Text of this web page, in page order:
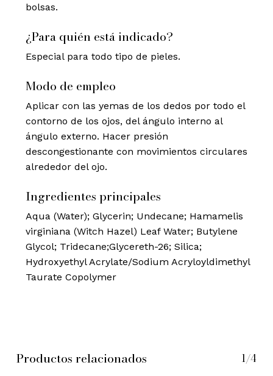
bolsas.
¿Para quién está indicado?
Especial para todo tipo de pieles.
Modo de empleo
Aplicar con las yemas de los dedos por todo el
contorno de los ojos, del ángulo interno al
ángulo externo. Hacer presión
descongestionante con movimientos circulares
alrededor del ojo.
Ingredientes principales
Aqua (Water); Glycerin; Undecane; Hamamelis
virginiana (Witch Hazel) Leaf Water; Butylene
Glycol; Tridecane;Glycereth-26; Silica;
Hydroxyethyl Acrylate/Sodium Acryloyldimethyl
Taurate Copolymer
Productos relacionados 1/4